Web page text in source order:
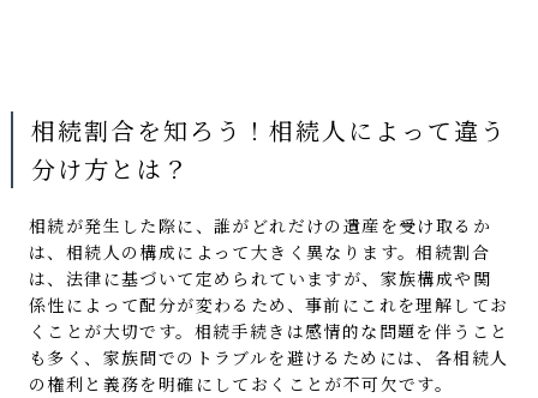
相続割合を知ろう！相続人によって違う
分け方とは？
相続が発生した際に、誰がどれだけの遺産を受け取るか
は、相続人の構成によって大きく異なります。相続割合
は、法律に基づいて定められていますが、家族構成や関
係性によって配分が変わるため、事前にこれを理解してお
くことが大切です。相続手続きは感情的な問題を伴うこと
も多く、家族間でのトラブルを避けるためには、各相続人
の権利と義務を明確にしておくことが不可欠です。